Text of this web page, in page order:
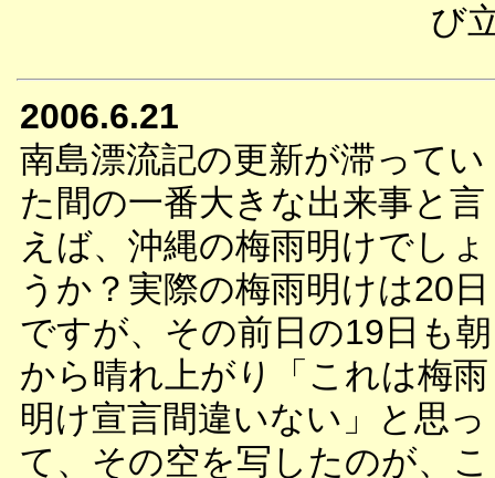
び
2006.6.21
南島漂流記の更新が滞ってい
た間の一番大きな出来事と言
えば、沖縄の梅雨明けでしょ
うか？実際の梅雨明けは20日
ですが、その前日の19日も朝
から晴れ上がり「これは梅雨
明け宣言間違いない」と思っ
て、その空を写したのが、こ